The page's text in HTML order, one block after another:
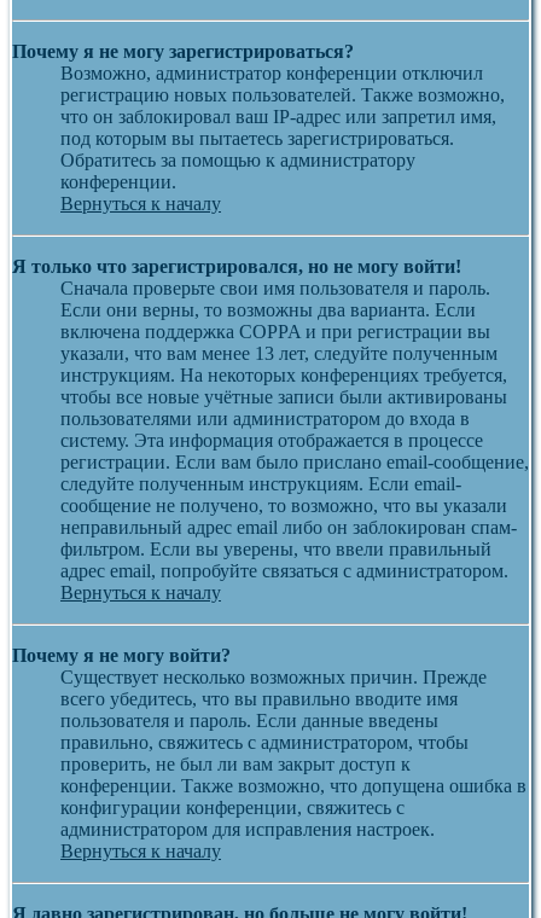
Почему я не могу зарегистрироваться?
Возможно, администратор конференции отключил
регистрацию новых пользователей. Также возможно,
что он заблокировал ваш IP-адрес или запретил имя,
под которым вы пытаетесь зарегистрироваться.
Обратитесь за помощью к администратору
конференции.
Вернуться к началу
Я только что зарегистрировался, но не могу войти!
Сначала проверьте свои имя пользователя и пароль.
Если они верны, то возможны два варианта. Если
включена поддержка COPPA и при регистрации вы
указали, что вам менее 13 лет, следуйте полученным
инструкциям. На некоторых конференциях требуется,
чтобы все новые учётные записи были активированы
пользователями или администратором до входа в
систему. Эта информация отображается в процессе
регистрации. Если вам было прислано email-сообщение,
следуйте полученным инструкциям. Если email-
сообщение не получено, то возможно, что вы указали
неправильный адрес email либо он заблокирован спам-
фильтром. Если вы уверены, что ввели правильный
адрес email, попробуйте связаться с администратором.
Вернуться к началу
Почему я не могу войти?
Существует несколько возможных причин. Прежде
всего убедитесь, что вы правильно вводите имя
пользователя и пароль. Если данные введены
правильно, свяжитесь с администратором, чтобы
проверить, не был ли вам закрыт доступ к
конференции. Также возможно, что допущена ошибка в
конфигурации конференции, свяжитесь с
администратором для исправления настроек.
Вернуться к началу
Я давно зарегистрирован, но больше не могу войти!